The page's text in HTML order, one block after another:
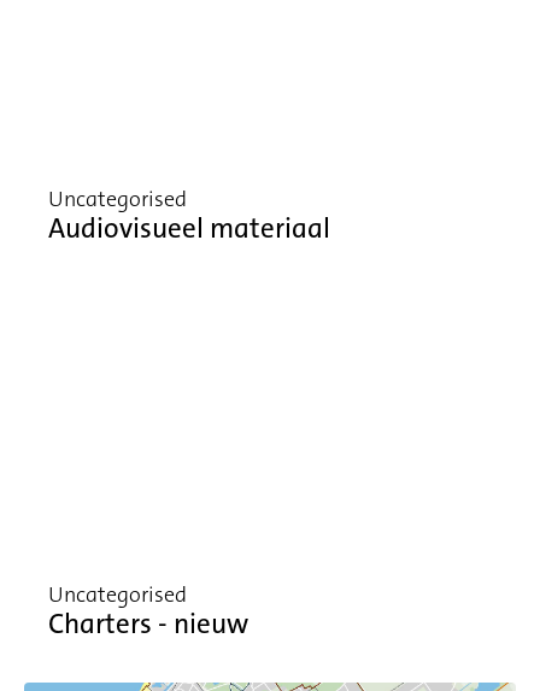
Uncategorised
Audiovisueel materiaal
Uncategorised
Charters - nieuw